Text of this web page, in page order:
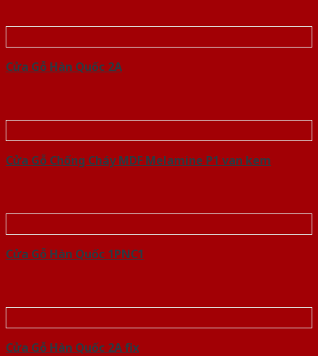
Cửa Gỗ Hàn Quốc 2A
Cửa Gỗ Chống Cháy MDF Melamine P1 van kem
Cửa Gỗ Hàn Quốc 1PNC1
Cửa Gỗ Hàn Quốc 2A fix